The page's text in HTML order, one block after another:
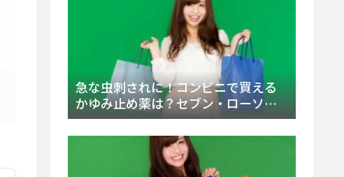
急な虫刺されに！コンビニで買える
かゆみ止め薬は？セブン・ローソ
ン・ファミマの販売状況と定番商品
まとめ